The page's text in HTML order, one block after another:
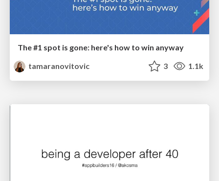
The #1 spot is gone: here's how to win anyway
tamaranovitovic
3 1.1k